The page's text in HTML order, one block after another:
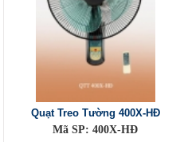
Quạt Treo Tường 400X-HĐ
Mã SP: 400X-HĐ